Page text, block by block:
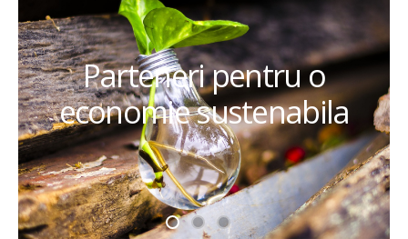
Parteneri pentru o
economie sustenabila